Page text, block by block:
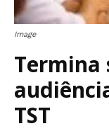
Image
Termina
TST